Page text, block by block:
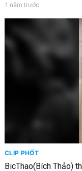
1 năm trước
CLIP PHỐT
BicThao(Bích Thảo)